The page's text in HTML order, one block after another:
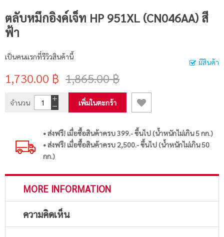
ตลับหมึกอิงค์เจ็ท HP 951XL (CN046AA) สี
ฟ้า
มีสินค้า
เป็นคนแรกที่รีวิวสินค้านี้
1,730.00 ฿ 1,865.00 ฿
จำนวน เพิ่มในตะกร้า
• ส่งฟรี! เมื่อซื้อสินค้าครบ 399.- ขึ้นไป (น้ำหนักไม่เกิน 5 กก.)
• ส่งฟรี! เมื่อซื้อสินค้าครบ 2,500.- ขึ้นไป (น้ำหนักไม่เกิน 50
กก.)
MORE INFORMATION
ความคิดเห็น